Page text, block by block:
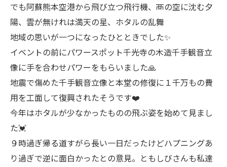
でも阿蘇熊本空港から飛び立つ飛行機、襾の空に沈む夕
陽、雲が無けれは満天の星、ホタルの乱舞
地域の思いが一つになったひとときでした✨
イベントの前にパワースポット千光寺の木造千手観音立
像に手を合わせパワーをもらいました🙏
地震で傷めた千手観音立像と本堂の修復に１千万もの費
用を工面して復興されたそうです❤️
今年はホタルが少なかったものの飛ぶ姿を始めて見まし
た💓
９時過ぎ帰る道すがら長い一日だったけどハプニングあ
り過ぎで逆に面白かったとの意見。ともしびさんも私達